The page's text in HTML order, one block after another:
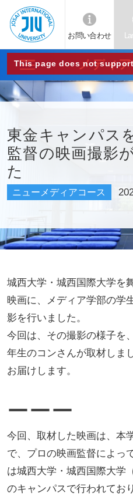
JIU
城西
国際
大学
お問い合わせ
This page does notメディ
東金キャンパス
監督の映画撮影
た
ニューメディアコース
城西大学・城西国際大学を
映画に、メディア学部の学
影を行いました。
今回は、その撮影の様子を
年生のコンさんが取材しま
お届けします。
ーーー
今回、取材した映画は、本
で、プロの映画監督によっ
は城西大学・城西国際大学
のキャンパスで行われてお